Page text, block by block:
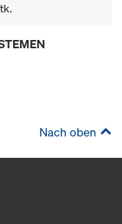
Nach oben